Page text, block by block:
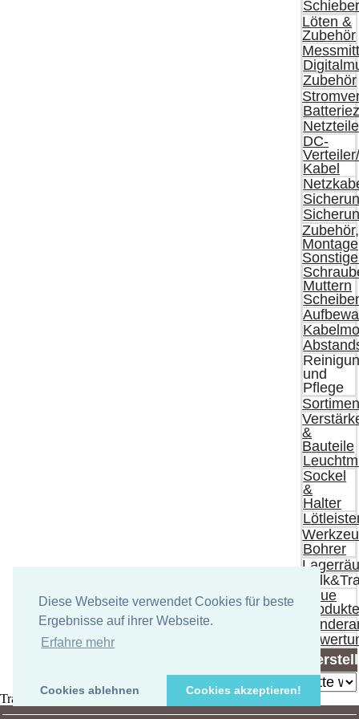
Diese Webseite verwendet Cookies für beste
Ergebnisse auf ihrer Webseite.
Erfahre mehr
Cookies ablehnen Cookies akzeptieren!
Löten &
Zubehör
Zubehör
Netzteile
DC-
Kabel
Zubehör,
Muttern
und
Pflege
&
Bauteile
Sockel
&
Halter
Bohrer
Neue
Tragen Sie hier Ihre Versandkosten Informationen ein.